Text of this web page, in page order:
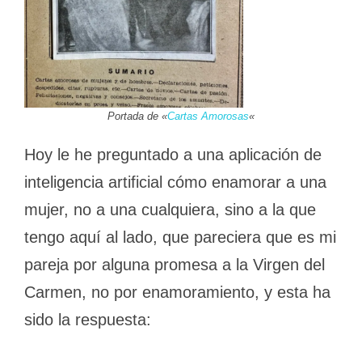
Portada de «Cartas Amorosas«
Hoy le he preguntado a una aplicación de
inteligencia artificial cómo enamorar a una
mujer, no a una cualquiera, sino a la que
tengo aquí al lado, que pareciera que es mi
pareja por alguna promesa a la Virgen del
Carmen, no por enamoramiento, y esta ha
sido la respuesta: